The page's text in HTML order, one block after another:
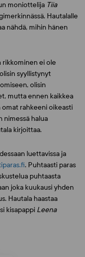
moniottelija Tiia
Hautalalle
nähdä, mihin hänen
rikkominen ei ole
syyllistynyt
olisin
mutta ennen kaikkea
omat rahkeeni oikeasti
nimessä halua
kirjoittaa.
luettavissa ja
. Puhtaasti paras
puhtaasta
joka kuukausi yhden
Hautala haastaa
kisapappi Leena